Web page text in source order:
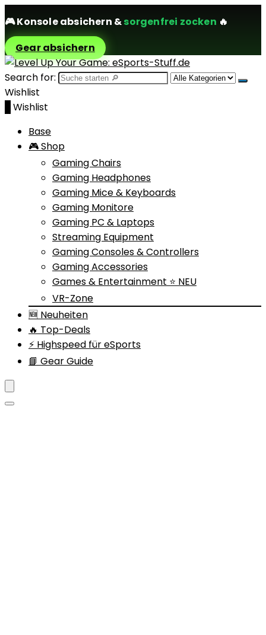
🎮Konsole absichern &sorgenfrei zocken 🔥
Gear absichern
Search for:
Wishlist
Wishlist
Base
🎮 Shop
Gaming Chairs
Gaming Headphones
Gaming Mice & Keyboards
Gaming Monitore
Gaming PC & Laptops
Streaming Equipment
Gaming Consoles & Controllers
Gaming Accessories
Games & Entertainment ⭐ NEU
VR-Zone
🆕 Neuheiten
🔥 Top-Deals
⚡ Highspeed für eSports
📘 Gear Guide